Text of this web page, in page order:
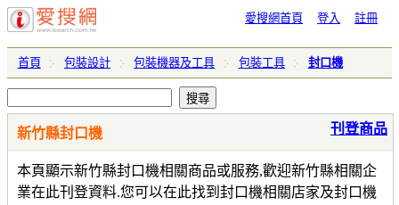
愛搜網首頁 登入 註冊
首頁 包裝設計 包裝機器及工具 包裝工具 封口機
新竹縣封口機
本頁顯示新竹縣封口機相關商品或服務,歡迎新竹縣相關企
業在此刊登資料.您可以在此找到封口機相關店家及封口機
刊登商品